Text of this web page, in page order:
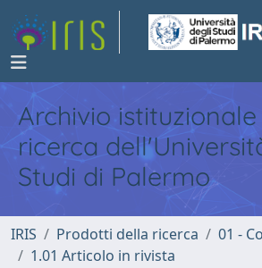
Archivio
ricerca
Studi di Palermo
IRIS Prodotti della ricerca
01 -
1.01 Articolo in rivista